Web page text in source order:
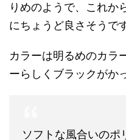
りめのようで、これか
にちょうど良さそうで
カラーは明るめのカラ
ーらしくブラックがか
ソフトな風合いのポ